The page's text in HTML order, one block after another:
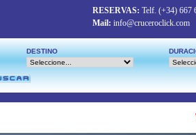
RESERVAS: Telf. (+34) 667
Mail: info@cruceroclick.com
DESTINO